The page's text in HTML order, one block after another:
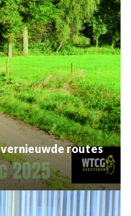
Vasser Heuvelen Classic met vernieuwde routes